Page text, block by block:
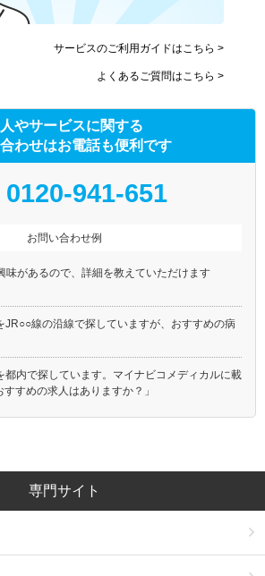
サービスのご利用ガイドはこちら >
よくあるご質問はこちら >
やサービスに関する
わせはお電話も便利です
0120-941-651
お問い合わせ例
味があるので、詳細を教えていただけます
JR○○線の沿線で探していますが、おすすめの病
都内で探しています。マイナビコメディカルに載
すめの求人はありますか？」
専門サイト